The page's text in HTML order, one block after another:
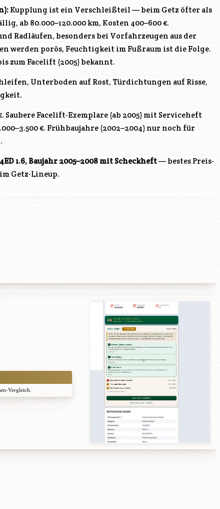
Kupplung ist ein Verschleißteil — beim Getz öfter als
ab 80.000–120.000 km, Kosten 400–600 €.
Radläufen, besonders bei Vorfahrzeugen aus der
werden porös, Feuchtigkeit im Fußraum ist die Folge.
zum Facelift (2005) bekannt.
Unterboden auf Rost, Türdichtungen auf Risse,
Saubere Facelift-Exemplare (ab 2005) mit Serviceheft
€. Frühbaujahre (2002–2004) nur noch für
1.6, Baujahr 2005–2008 mit Scheckheft— bestes Preis-
Getz-Lineup.
Vergleich.